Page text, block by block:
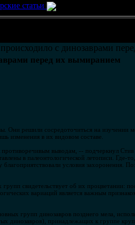
статьи
с динозаврами
перед их вымиранием
Они решили сосредоточиться на изучении
изменения в их видовом составе.
выводам, -- подчеркнул
в палеонтологической летописи. Где-
условия захоронения.
свидетельствует об их процветании:
вариаций является важным
групп динозавров позднего мела,
динозавров), принадлежащих к группе